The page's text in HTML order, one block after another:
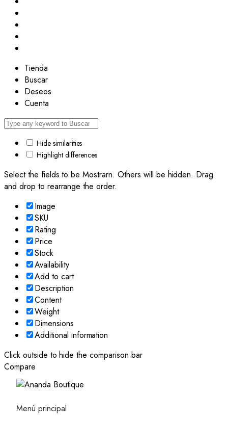
Tienda
Buscar
Deseos
Cuenta
Hide similarities
Highlight differences
Select the fields to be Mostrarn. Others will be hidden. Drag
and drop to rearrange the order.
Image
SKU
Rating
Price
Stock
Availability
Add to cart
Description
Content
Weight
Dimensions
Additional information
Click outside to hide the comparison bar
Compare
Menú principal